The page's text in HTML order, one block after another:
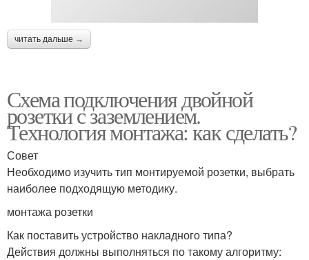
читать дальше →
Схема подключения двойной
розетки с заземлением.
Технология монтажа: как сделать?
Совет
Необходимо изучить тип монтируемой розетки, выбрать
наиболее подходящую методику.
монтажа розетки
Как поставить устройство накладного типа?
Действия должны выполняться по такому алгоритму: